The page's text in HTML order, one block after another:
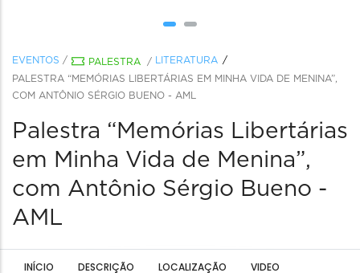
EVENTOS / PALESTRA /
LITERATURA
PALESTRA “MEMÓRIAS LIBERTÁRIAS EM MINHA VIDA DE MENINA”,
COM ANTÔNIO SÉRGIO BUENO - AML
Palestra “Memórias Libertárias
em Minha Vida de Menina”,
com Antônio Sérgio Bueno -
AML
INÍCIO DESCRIÇÃO LOCALIZAÇÃO VIDEO